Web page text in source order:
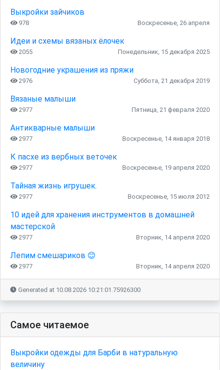
Выкройки зайчиков
978 Воскресенье, 26 апреля
Идеи и схемы вязаных ёлочек
2055 Понедельник, 15 декабря 2025
Новогодние украшения из пряжи
2976 Суббота, 21 декабря 2019
Вязаные малыши
2977 Пятница, 21 февраля 2020
Антикварные малыши
2977 Воскресенье, 14 января 2018
К пасхе из вербных веточек
2977 Воскресенье, 19 апреля 2020
Тайная жизнь игрушек.
2977 Воскресенье, 15 июля 2012
10 идей для хранения инструментов в домашней
мастерской
2977 Вторник, 14 апреля 2020
Лепим смешариков 😊
2977 Вторник, 14 апреля 2020
Generated at 10.08.2026 10:21:01.75926300
Самое читаемое
Выкройки одежды для Барби в натуральную
величину